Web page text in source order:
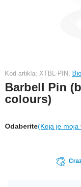
Kod artikla: XTBL-PIN,
Barbell Pin
colours)
Odaberite(Koja je moja